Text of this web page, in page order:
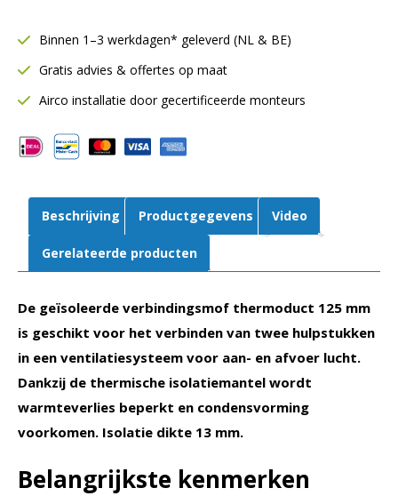
Ø125
|
13
isolatie
aantal
Binnen 1–3 werkdagen* geleverd (NL & BE)
Gratis advies & offertes op maat
Airco installatie door gecertificeerde monteurs
Beschrijving Productgegevens Video
Gerelateerde producten
De geïsoleerde verbindingsmof thermoduct 125 mm
is geschikt voor het verbinden van twee hulpstukken
in een ventilatiesysteem voor aan- en afvoer lucht.
Dankzij de thermische isolatiemantel wordt
warmteverlies beperkt en condensvorming
voorkomen. Isolatie dikte 13 mm.
Belangrijkste kenmerken